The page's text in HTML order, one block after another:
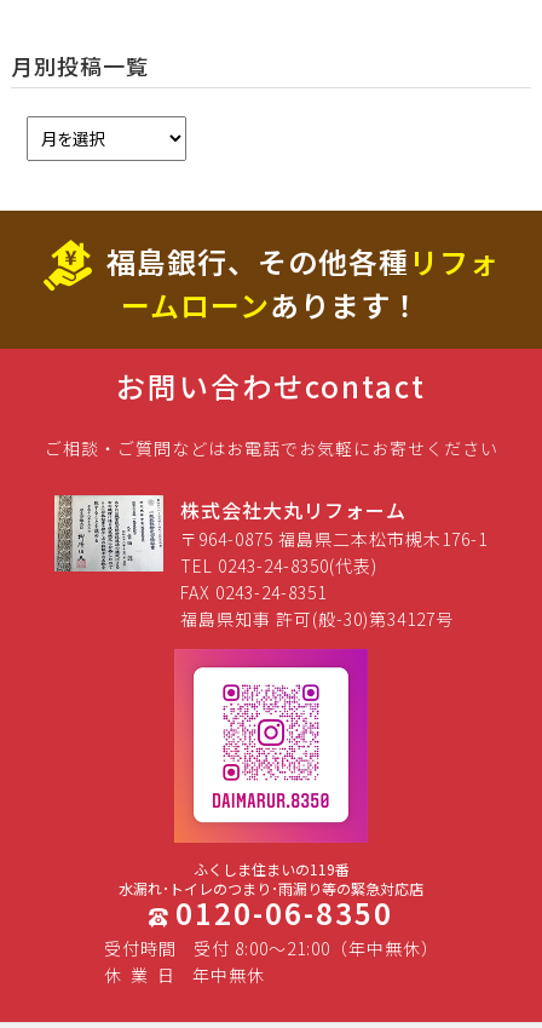
月別投稿一覧
福島銀行、その他各種 リフォ
ームローンあります！
お問い合わせcontact
ご相談・ご質問などはお電話でお気軽にお寄せください
株式会社大丸リフォーム
〒964-0875 福島県二本松市槻木176-1
TEL 0243-24-8350(代表)
FAX 0243-24-8351
福島県知事 許可(般-30)第34127号
ふくしま住まいの119番
水漏れ･トイレのつまり･雨漏り等の緊急対応店
0120-06-8350
受付時間
受付 8:00～21:00（年中無休）
休 業 日 年中無休